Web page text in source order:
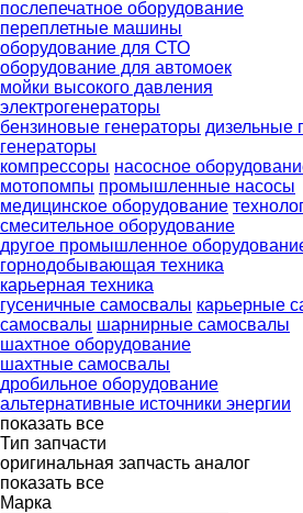
послепечатное оборудование
переплетные машины
оборудование для СТО
оборудование для автомоек
мойки высокого давления
электрогенераторы
бензиновые генераторы дизельные
генераторы
компрессоры насосное
мотопомпы промышленные насосы
медицинское оборудование
смесительное оборудование
другое промышленное
горнодобывающая техника
карьерная техника
гусеничные самосвалы карьерные
самосвалы шарнирные самосвалы
шахтное оборудование
шахтные самосвалы
дробильное оборудование
альтернативные источники энергии
показать все
Тип запчасти
оригинальная запчасть аналог
показать все
Марка